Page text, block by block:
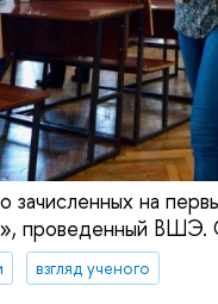
зачисленных на
проведенный
взгляд ученого